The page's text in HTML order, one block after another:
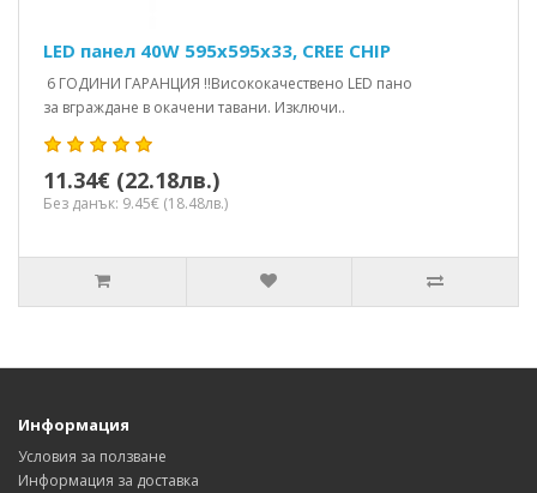
LED панел 40W 595x595x33, CREE CHIP
6 ГОДИНИ ГАРАНЦИЯ !!Висококачествено LED пано
за вграждане в окачени тавани. Изключи..
11.34€ (22.18лв.)
Без данък: 9.45€ (18.48лв.)
Информация
Условия за ползване
Информация за доставка